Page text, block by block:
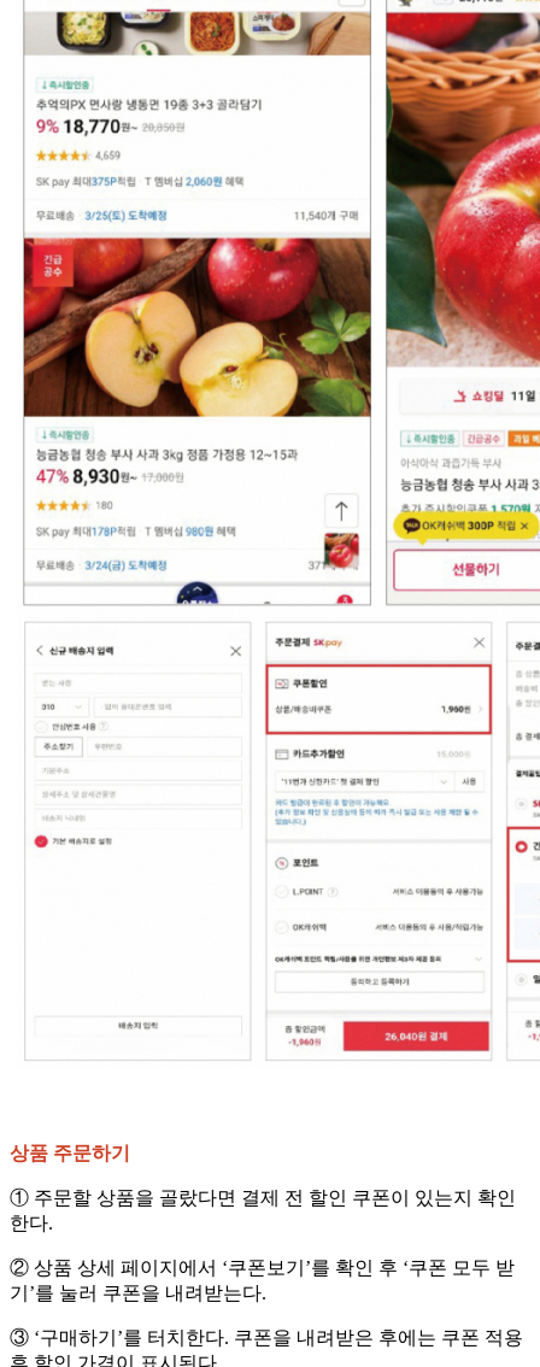
상품 주문하기
① 주문할 상품을 골랐다면 결제 전 할인 쿠폰이 있는지 확인
한다.
② 상품 상세 페이지에서 ‘쿠폰보기’를 확인 후 ‘쿠폰 모두 받
기’를 눌러 쿠폰을 내려받는다.
③ ‘구매하기’를 터치한다. 쿠폰을 내려받은 후에는 쿠폰 적용